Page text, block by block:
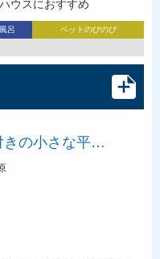
ウスにおすすめ
呂
ペットのびのび
の小さな平…